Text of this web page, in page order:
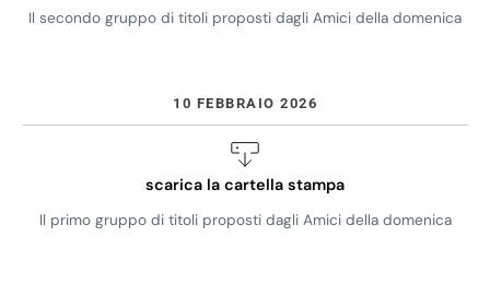
Il secondo gruppo di titoli proposti dagli Amici della domenica
10 FEBBRAIO 2026
scarica la cartella stampa
Il primo gruppo di titoli proposti dagli Amici della domenica